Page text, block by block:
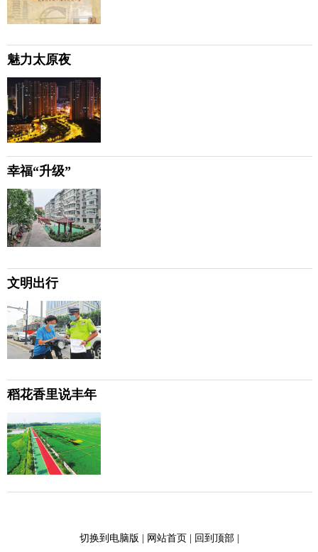
魅力太原夜
幸福“升级”
文明出行
稻花香里说丰年
切换到电脑版 | 网站首页| 回到顶部|